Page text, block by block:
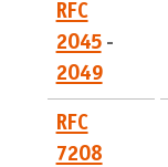
RFC
2045-
2049
RFC
7208